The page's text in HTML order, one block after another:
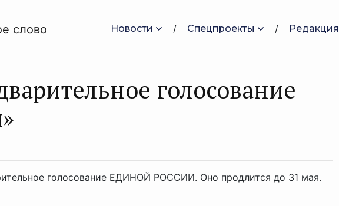
Новости Спецпроекты Редакция
голосование
голосование ЕДИНОЙ РОССИИ. Оно продлится до 31 мая.